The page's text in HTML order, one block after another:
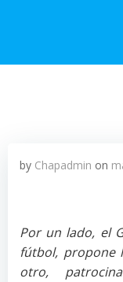
by Chapadmin on
Por un lado, el
fútbol, propone
otro,